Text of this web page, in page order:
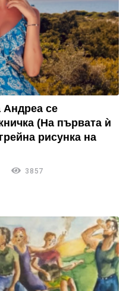
Андреа се
(На първата ѝ
рисунка на
3857